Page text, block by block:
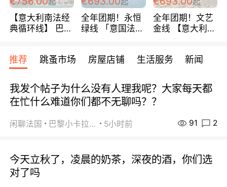
【意大利南法经
典循环线】 巴黎
宾馆 108欧/天起
全程756欧/位
全年团期！永恒
绿线 「意国法
欧/天起 ~包拼房
全年团期！文艺
金线 【意大利一
每周铁发！
推荐 跳蚤市场 房屋店铺 生活服务 新闻
我发个帖子为什么没有人理我呢？大家每天都
在忙什么难道你们都不无聊吗？？
闲聊法国 巴黎小卡拉咪 5小时前 91 2
今天立秋了，凌晨的奶茶，深夜的酒，你们选
对了吗